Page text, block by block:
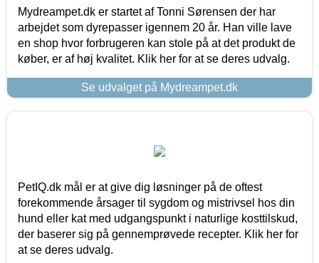
Mydreampet.dk er startet af Tonni Sørensen der har
arbejdet som dyrepasser igennem 20 år. Han ville lave
en shop hvor forbrugeren kan stole på at det produkt de
køber, er af høj kvalitet. Klik her for at se deres udvalg.
Se udvalget på Mydreampet.dk
PetIQ.dk mål er at give dig løsninger på de oftest
forekommende årsager til sygdom og mistrivsel hos din
hund eller kat med udgangspunkt i naturlige kosttilskud,
der baserer sig på gennemprøvede recepter. Klik her for
at se deres udvalg.